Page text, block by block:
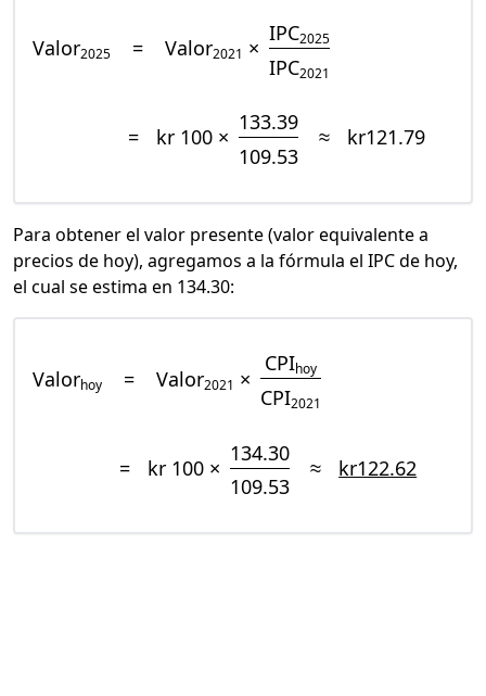
Valor2025 = Valor2021 ×
IPC2025
IPC2021
= kr 100 ×
133.39
109.53
≈ kr121.79
Para obtener el valor presente (valor equivalente a
precios de hoy), agregamos a la fórmula el IPC de hoy,
el cual se estima en 134.30:
Valorhoy = Valor2021 ×
CPIhoy
CPI2021
= kr 100 ×
134.30
109.53
≈ kr122.62